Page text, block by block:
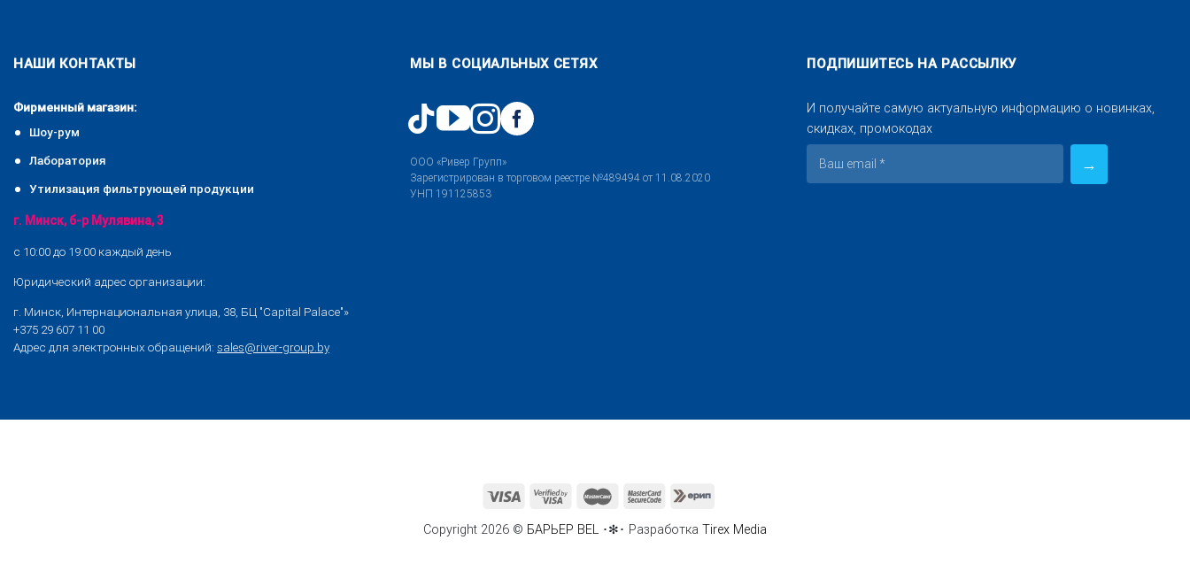
НАШИ КОНТАКТЫ
Фирменный магазин:
Шоу-рум
Лаборатория
Утилизация фильтрующей продукции
г. Минск, б-р Мулявина, 3
с 10:00 до 19:00 каждый день
Юридический адрес организации:
г. Минск, Интернациональная улица, 38, БЦ "Capital Palace"»
+375 29 607 11 00
Адрес для электронных обращений: sales@river-group.by
МЫ В СОЦИАЛЬНЫХ СЕТЯХ
ООО «Ривер Групп»
Зарегистрирован в торговом реестре №489494 от 11.08.2020
УНП 191125853
ПОДПИШИТЕСЬ НА РАССЫЛКУ
И получайте самую актуальную информацию о новинках,
скидках, промокодах
Copyright 2026 © БАРЬЕР BEL ･✻･ Разработка Tirex Media